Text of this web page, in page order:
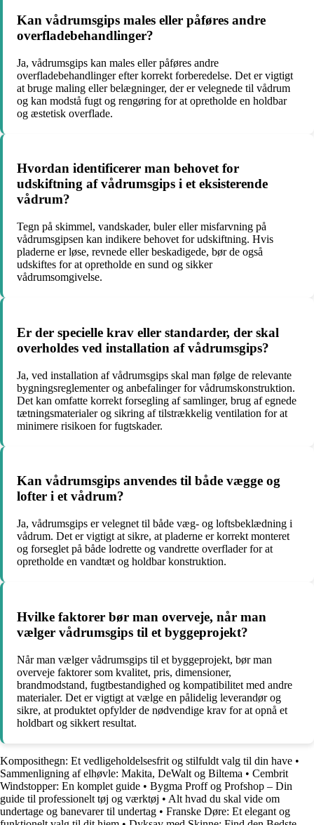
Kan vådrumsgips males eller påføres andre
overfladebehandlinger?
Ja, vådrumsgips kan males eller påføres andre
overfladebehandlinger efter korrekt forberedelse. Det er vigtigt
at bruge maling eller belægninger, der er velegnede til vådrum
og kan modstå fugt og rengøring for at opretholde en holdbar
og æstetisk overflade.
Hvordan identificerer man behovet for
udskiftning af vådrumsgips i et eksisterende
vådrum?
Tegn på skimmel, vandskader, buler eller misfarvning på
vådrumsgipsen kan indikere behovet for udskiftning. Hvis
pladerne er løse, revnede eller beskadigede, bør de også
udskiftes for at opretholde en sund og sikker
vådrumsomgivelse.
Er der specielle krav eller standarder, der skal
overholdes ved installation af vådrumsgips?
Ja, ved installation af vådrumsgips skal man følge de relevante
bygningsreglementer og anbefalinger for vådrumskonstruktion.
Det kan omfatte korrekt forsegling af samlinger, brug af egnede
tætningsmaterialer og sikring af tilstrækkelig ventilation for at
minimere risikoen for fugtskader.
Kan vådrumsgips anvendes til både vægge og
lofter i et vådrum?
Ja, vådrumsgips er velegnet til både væg- og loftsbeklædning i
vådrum. Det er vigtigt at sikre, at pladerne er korrekt monteret
og forseglet på både lodrette og vandrette overflader for at
opretholde en vandtæt og holdbar konstruktion.
Hvilke faktorer bør man overveje, når man
vælger vådrumsgips til et byggeprojekt?
Når man vælger vådrumsgips til et byggeprojekt, bør man
overveje faktorer som kvalitet, pris, dimensioner,
brandmodstand, fugtbestandighed og kompatibilitet med andre
materialer. Det er vigtigt at vælge en pålidelig leverandør og
sikre, at produktet opfylder de nødvendige krav for at opnå et
holdbart og sikkert resultat.
Komposithegn: Et vedligeholdelsesfrit og stilfuldt valg til din have •
Sammenligning af elhøvle: Makita, DeWalt og Biltema • Cembrit
Windstopper: En komplet guide • Bygma Proff og Profshop – Din
guide til professionelt tøj og værktøj • Alt hvad du skal vide om
undertage og banevarer til undertag • Franske Døre: Et elegant og